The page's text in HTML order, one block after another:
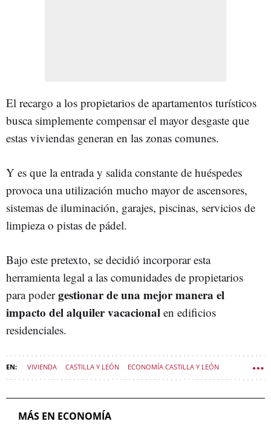
El recargo a los propietarios de apartamentos turísticos
busca simplemente compensar el mayor desgaste que
estas viviendas generan en las zonas comunes.
Y es que la entrada y salida constante de huéspedes
provoca una utilización mucho mayor de ascensores,
sistemas de iluminación, garajes, piscinas, servicios de
limpieza o pistas de pádel.
Bajo este pretexto, se decidió incorporar esta
herramienta legal a las comunidades de propietarios
para podergestionar deuna mejor manera el
impacto del alquiler vacacional en edificios
residenciales.
VIVIENDA CASTILLA Y LEÓN ECONOMÍA CASTILLA Y LEÓN
MÁS EN ECONOMÍA